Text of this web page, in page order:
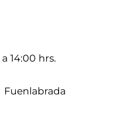
a 14:00 hrs.
Fuenlabrada